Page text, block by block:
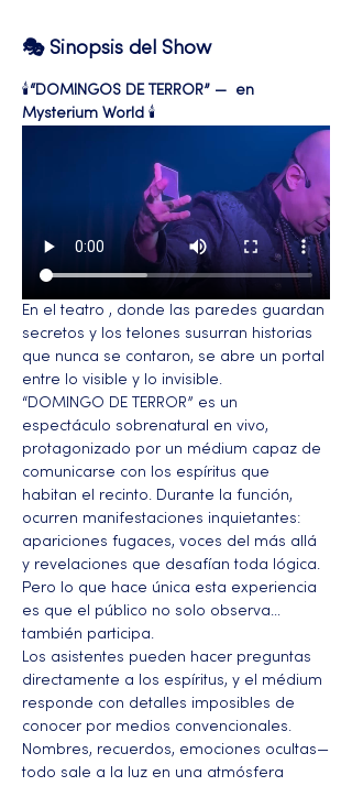
🎭 Sinopsis del Show
🕯️“DOMINGOS DE TERROR” —  en
Mysterium World 🕯️
En el teatro , donde las paredes guardan
secretos y los telones susurran historias
que nunca se contaron, se abre un portal
entre lo visible y lo invisible.
“DOMINGO DE TERROR” es un
espectáculo sobrenatural en vivo,
protagonizado por un médium capaz de
comunicarse con los espíritus que
habitan el recinto. Durante la función,
ocurren manifestaciones inquietantes:
apariciones fugaces, voces del más allá
y revelaciones que desafían toda lógica.
Pero lo que hace única esta experiencia
es que el público no solo observa…
también participa.
Los asistentes pueden hacer preguntas
directamente a los espíritus, y el médium
responde con detalles imposibles de
conocer por medios convencionales.
Nombres, recuerdos, emociones ocultas—
todo sale a la luz en una atmósfera